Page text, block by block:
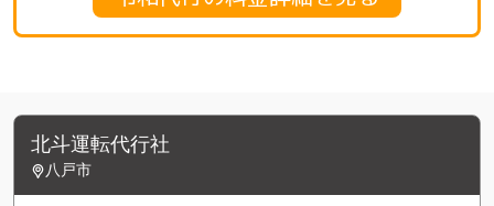
北斗運転代行社
八戸市